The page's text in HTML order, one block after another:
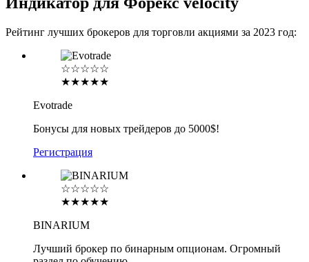
Рейтинг лучших брокеров для торговли акциями за 2023 год:
☆☆☆☆☆
★★★★★
Evotrade
Бонусы для новых трейдеров до 5000$!
Регистрация
☆☆☆☆☆
★★★★★
BINARIUM
Лучший брокер по бинарным опционам. Огромный